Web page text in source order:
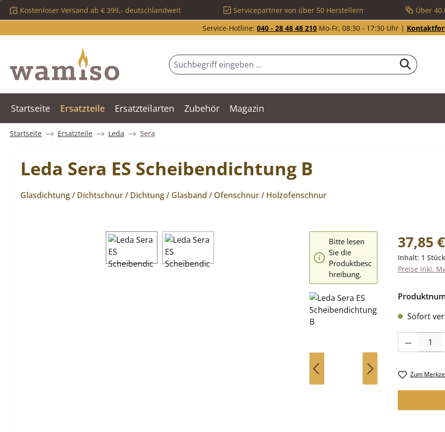
Hauptinhalt springen
Zur Suche springen
Zur Hauptnavigation springen
Kostenloser Versand ab € 399,- deutschlandweit Servicepartner von über 50 Herstellern
Über
Service-Hotline: 040 - 28 48 48 210 Mo-Fr, 08:30 - 17:30 Uhr |
Startseite Ersatzteile Ersatzteilarten Zubehör Magazin
Startseite Ersatzteile Leda Sera
Leda Sera ES Scheibendichtung B
Glasdichtung / Dichtschnur / Dichtung / Glasband / Ofenschnur / Holzofenschnur
Bildergalerie überspringen
Bitte lesen
Sie die
Produktbesc
hreibung.
Regulärer
37,85 €
Inhalt: 1 Stück
Preise inkl.
Sofort
Produkt
Zum